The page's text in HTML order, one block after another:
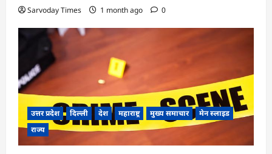
Sarvoday Times 1 month ago 0
उत्तर प्रदेश दिल्ली देश महाराष्ट्र मुख्य समाचार
मेन स्लाइड
राज्य